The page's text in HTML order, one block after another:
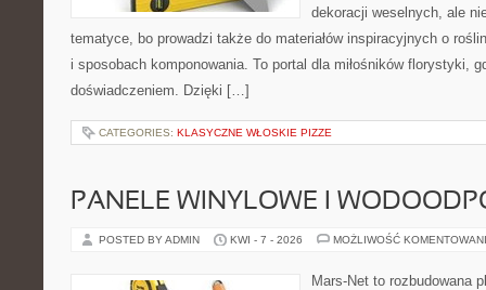
dekoracji weselnych, ale
tematyce, bo prowadzi także do materiałów inspiracyjnych o
i sposobach komponowania. To portal dla miłośników florystyki,
doświadczeniem. Dzięki […]
CATEGORIES: KLASYCZNE WŁOSKIE PIZZE
PANELE WINYLOWE I
POSTED BY ADMIN KWI - 7 - 2026 MOŻLIWOŚĆ
Mars-Net to rozbudowana